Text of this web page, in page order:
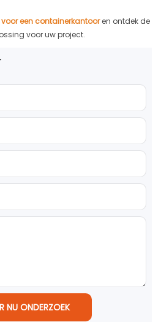
een containerkantooren ontdek de
voor uw project.
NU ONDERZOEK